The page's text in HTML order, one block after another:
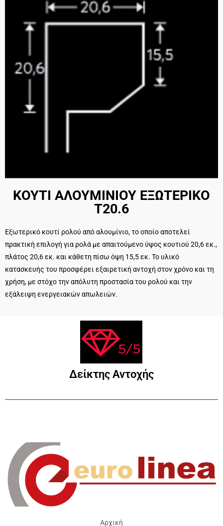
ΚΟΥΤΙ ΑΛΟΥΜΙΝΙΟΥ ΕΞΩΤΕΡΙΚO
Τ20.6
Εξωτερικό κουτί ρολού από αλουμίνιο, το οποίο αποτελεί
πρακτική επιλογή για ρολά με απαιτούμενο ύψος κουτιού 20,6 εκ.,
πλάτος 20,6 εκ. και κάθετη πίσω όψη 15,5 εκ. Το υλικό
κατασκευής του προσφέρει εξαιρετική αντοχή στον χρόνο και τη
χρήση, με στόχο την απόλυτη προστασία του ρολού και την
εξάλειψη ενεργειακών απωλειών.
Δείκτης Αντοχής
Αρχική